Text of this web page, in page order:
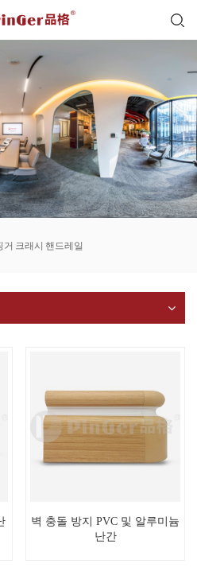
거 크래시 핸드레일
벽 충돌 방지 PVC 및 알루미늄
난간